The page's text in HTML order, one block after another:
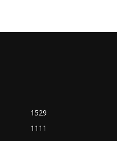
1529
1111